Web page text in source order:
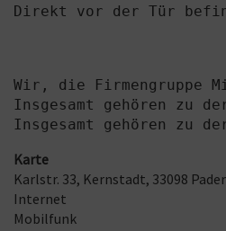
Direkt vor der Tür
Wir, die Firmengruppe
Insgesamt gehören zu
Insgesamt gehören zu
Karte
Karlstr. 33, Kernstadt, 33098
Internet
Mobilfunk